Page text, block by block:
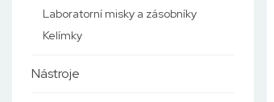
Laboratorní misky a zásobníky
Kelímky
Nástroje